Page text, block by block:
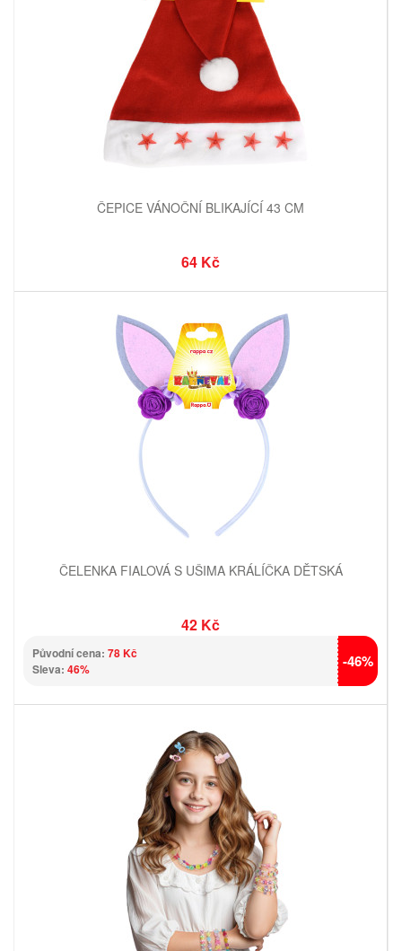
ČEPICE VÁNOČNÍ BLIKAJÍCÍ 43 CM
64 Kč
ČELENKA FIALOVÁ S UŠIMA KRÁLÍČKA DĚTSKÁ
42 Kč
Původní cena: 78 Kč
Sleva: 46% -46%